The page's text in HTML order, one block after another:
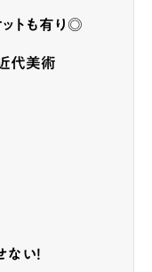
トも有り◎
代美術
い！